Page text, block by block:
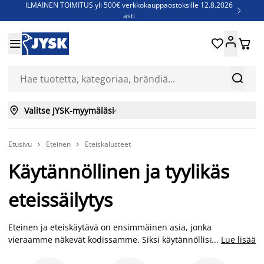
ILMAINEN TOIMITUS yli 500€ verkkokauppaostoksille 12.8.2026
asti

Jenkkisänkyjä - Säästä jopa 60%


 
 Valitse JYSK-myymäläsi
Etusivu  Eteinen  Eteiskalusteet
Käytännöllinen ja tyylikäs
eteissäilytys
Eteinen ja eteiskäytävä on ensimmäinen asia, jonka
vieraamme näkevät kodissamme. Siksi käytännölliset ja
... Lue lisää